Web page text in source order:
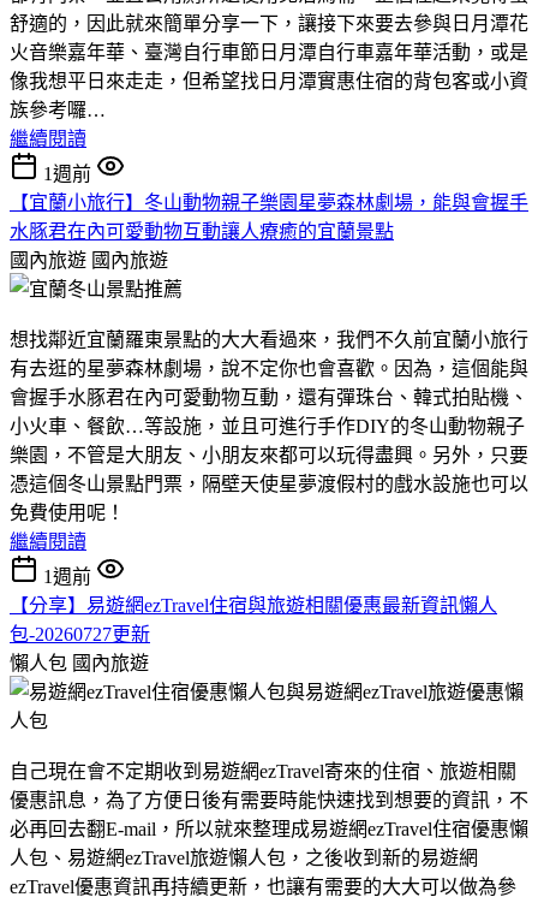
舒適的，因此就來簡單分享一下，讓接下來要去參與日月潭花
火音樂嘉年華、臺灣自行車節日月潭自行車嘉年華活動，或是
像我想平日來走走，但希望找日月潭實惠住宿的背包客或小資
族參考囉…
繼續閱讀
1週前
【宜蘭小旅行】冬山動物親子樂園星夢森林劇場，能與會握手
水豚君在內可愛動物互動讓人療癒的宜蘭景點
國內旅遊 國內旅遊
想找鄰近宜蘭羅東景點的大大看過來，我們不久前宜蘭小旅行
有去逛的星夢森林劇場，說不定你也會喜歡。因為，這個能與
會握手水豚君在內可愛動物互動，還有彈珠台、韓式拍貼機、
小火車、餐飲…等設施，並且可進行手作DIY的冬山動物親子
樂園，不管是大朋友、小朋友來都可以玩得盡興。另外，只要
憑這個冬山景點門票，隔壁天使星夢渡假村的戲水設施也可以
免費使用呢！
繼續閱讀
1週前
【分享】易遊網ezTravel住宿與旅遊相關優惠最新資訊懶人
包-20260727更新
懶人包 國內旅遊
自己現在會不定期收到易遊網ezTravel寄來的住宿、旅遊相關
優惠訊息，為了方便日後有需要時能快速找到想要的資訊，不
必再回去翻E-mail，所以就來整理成易遊網ezTravel住宿優惠懶
人包、易遊網ezTravel旅遊懶人包，之後收到新的易遊網
ezTravel優惠資訊再持續更新，也讓有需要的大大可以做為參